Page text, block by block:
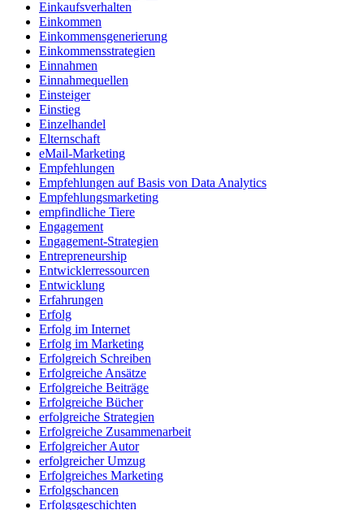
Einkaufsverhalten
Einkommen
Einkommensgenerierung
Einkommensstrategien
Einnahmen
Einnahmequellen
Einsteiger
Einstieg
Einzelhandel
Elternschaft
eMail-Marketing
Empfehlungen
Empfehlungen auf Basis von Data Analytics
Empfehlungsmarketing
empfindliche Tiere
Engagement
Engagement-Strategien
Entrepreneurship
Entwicklerressourcen
Entwicklung
Erfahrungen
Erfolg
Erfolg im Internet
Erfolg im Marketing
Erfolgreich Schreiben
Erfolgreiche Ansätze
Erfolgreiche Beiträge
Erfolgreiche Bücher
erfolgreiche Strategien
Erfolgreiche Zusammenarbeit
Erfolgreicher Autor
erfolgreicher Umzug
Erfolgreiches Marketing
Erfolgschancen
Erfolgsgeschichten